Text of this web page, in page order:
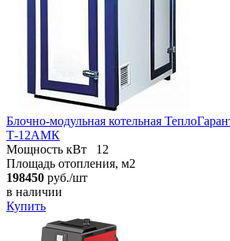
Блочно-модульная котельная
Т-12АМК
Мощность кВт
12
Площадь отопления, м2
198450 руб./шт
в наличии
Купить